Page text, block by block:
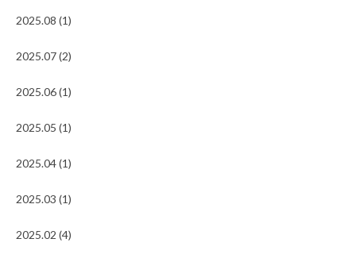
2025.08 (1)
2025.07 (2)
2025.06 (1)
2025.05 (1)
2025.04 (1)
2025.03 (1)
2025.02 (4)